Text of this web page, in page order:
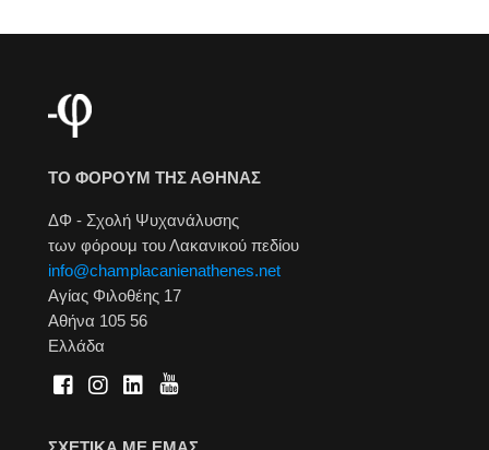
ΤΟ ΦΟΡΟΥΜ ΤΗΣ ΑΘΗΝΑΣ
ΔΦ - Σχολή Ψυχανάλυσης
των φόρουμ του Λακανικού πεδίου
info@champlacanienathenes.net
Αγίας Φιλοθέης 17
Αθήνα 105 56
Ελλάδα